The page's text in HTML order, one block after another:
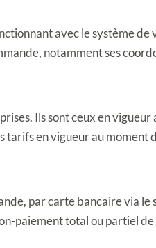
avec le système
notamment ses
Ils sont ceux en
en vigueur au moment
par carte bancaire via le
paiement total ou partiel